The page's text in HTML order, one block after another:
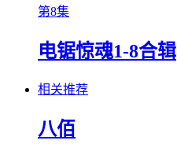
第8集
电锯惊魂1-8合辑
相关推荐
八佰